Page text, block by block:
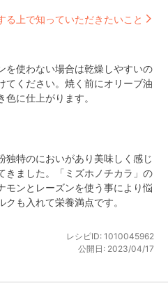
る上で知っていただきたいこと
を使わない場合は乾燥しやすいの
てください。焼く前にオリーブ油
に仕上がります。
独特のにおいがあり美味しく感じ
きました。「ミズホノチカラ」の
モンとレーズンを使う事により悩
も入れて栄養満点です。
レシピID: 1010045962
公開日: 2023/04/17